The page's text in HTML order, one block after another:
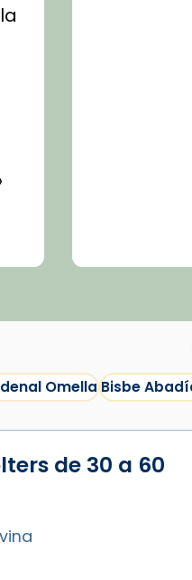
OmellaBisbe
de 30 a 60